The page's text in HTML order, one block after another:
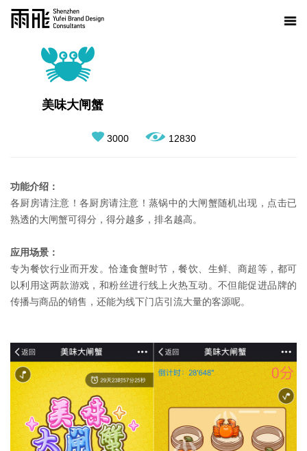
美味大闸蟹
3000 12830
功能介绍：
各厨房请注意！各厨房请注意！蒸锅中的大闸蟹随机出现，点击已
熟透的大闸蟹可得分，得分越多，排名越高。
应用场景：
专为餐饮行业而开发。恰逢食蟹时节，餐饮、生鲜、商超等，都可
以利用这两款游戏，和粉丝进行线上火热互动。不但能促进品牌的
传播与商品的销售，还能为线下门店引流大量的客源呢。